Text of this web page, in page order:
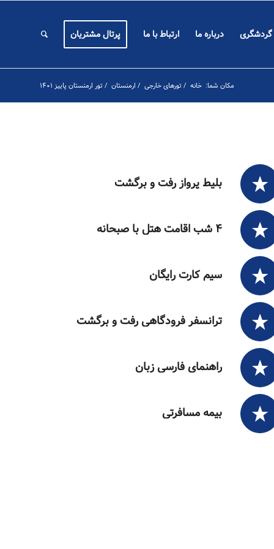
گردشگری درباره ما ارتباط با ما پرتال مشتریان
مکان شما: خانه / تورهای خارجی / ارمنستان / تور ارمنستان پاییز ۱۴۰۱
بلیط پرواز رفت و برگشت
۴ شب اقامت هتل با صبحانه
سیم کارت رایگان
ترانسفر فرودگاهی رفت و برگشت
راهنمای فارسی زبان
بیمه مسافرتی